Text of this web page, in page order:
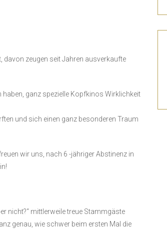
davon zeugen seit Jahren ausverkaufte
haben, ganz spezielle Kopfkinos Wirklichkeit
und sich einen ganz besonderen Traum
wir uns, nach 6 -jähriger Abstinenz in
nicht?“ mittlerweile treue Stammgäste
genau, wie schwer beim ersten Mal die